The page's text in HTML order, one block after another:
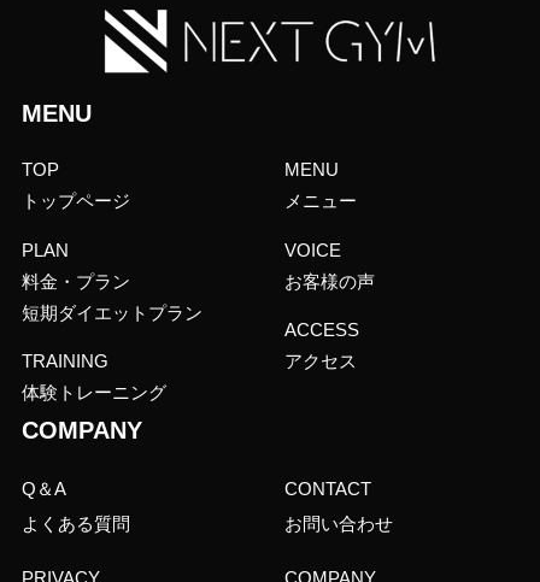
MENU
TOP
トップページ
PLAN
料金・プラン
短期ダイエットプラン
TRAINING
体験トレーニング
MENU
メニュー
VOICE
お客様の声
ACCESS
アクセス
COMPANY
Q＆A
よくある質問
CONTACT
お問い合わせ